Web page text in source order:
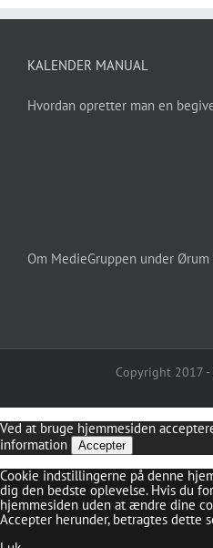
KALENDER MANUAL
Hvordan opretter man en
Om MedieGruppen under
Copyright 2017
Ved at bruge hjemmesiden
information
Accepter
Cookie indstillingerne på denne
dig den bedste oplevelse. Hvis du
hjemmesiden uden at ændre dine
Accepter herunder, betragtes dette